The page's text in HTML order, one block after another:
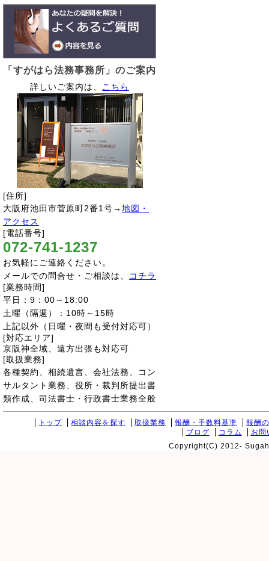
「すがはら法務事務所」のご案内
詳しいご案内は、 こちら
[住所]
大阪府池田市菅原町2番1号→ 地図・
アクセス
[電話番号]
072-741-1237
お気軽にご連絡ください。
メールでの問合せ・ご相談は、
コチラ
[業務時間]
平日：9：00～18:00
土曜（隔週）：10時～15時
上記以外（日曜・夜間も受付対応可）
[対応エリア]
京阪神全域、遠方出張も対応可
[取扱業務]
各種契約、相続遺言、会社法務、コン
サルタント業務、役所・裁判所提出書
類作成、司法書士・行政書士業務全般
トップ 相談内容を探す 取扱業務 報酬・手数料基準
報酬
ブログ
コラム
お問
Copyright(C) 2012-